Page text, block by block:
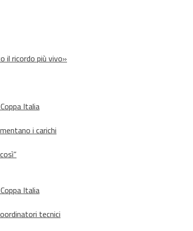
il ricordo più vivo»
Italia
i carichi
Italia
tecnici